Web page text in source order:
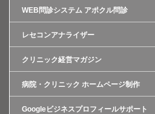
WEB問診システム アポクル問診
レセコンアナライザー
クリニック経営マガジン
病院・クリニック ホームページ制作
Googleビジネスプロフィールサポート